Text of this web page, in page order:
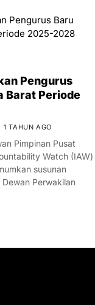
Pengurus
Barat Periode
1 TAHUN AGO
Pimpinan Pusat
Watch (IAW)
susunan
Perwakilan